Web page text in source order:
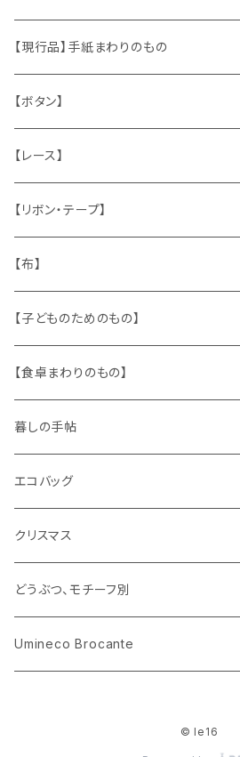
くま、テディベア
うさぎ
キャラクター
ピノキオ
ヴィンテージファブリック
ハンドメイド製品
お部屋に飾るもの
メタル製品
缶、箱
陶磁器
文房具
木製品
ミニチュア、ドールハウス
ポストカード、カレンダー
マッチラベル、食品ラベル
蔵書票、荷札、ビュバー、伝票
シール、ステッカー、クロモス
袋、箱、ナプキン、コースター
パズル、ゲーム
古本、古雑誌、古えほん
古レコード
古せっけん
ラッピングペーパー、壁紙
伝票、タグ、シール
袋、ラッピングペーパー
ひも、テープ
【現行品】手紙まわりのもの
封筒、ポストカード
切手
スタンプ
文房具
【ボタン】
木
貝
メタル
ガラス
プラスチック
紙
【レース】
【リボン・テープ】
チロルテープ・イニシャルテープ
トリム
ワッペン
【布】
キッチンクロス、ナプキン
ニット
布地
【子どものためのもの】
身に着けるもの
【食卓まわりのもの】
ガラス
花びん
小物入れ
陶磁器
カップアンドソーサー
プレート
木製品
ホーロー
メタル
暮しの手帖
エコバッグ
クリスマス
どうぶつ、モチーフ別
くま、ベア
Umineco Brocante
© le16